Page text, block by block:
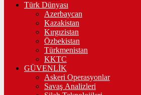
Türk Dünyası
Azerbaycan
Kazakistan
Kırgızistan
Özbekistan
Türkmenistan
KKTC
GÜVENLİK
Askeri Operasyonlar
Savaş Analizleri